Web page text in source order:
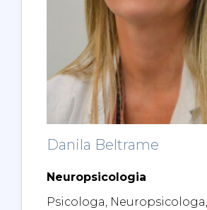
Danila Beltrame
Neuropsicologia
Psicologa,